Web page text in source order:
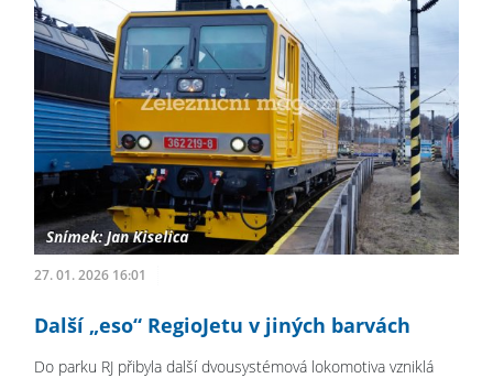
27. 01. 2026 16:01
Další „eso“ RegioJetu v jiných barvách
Do parku RJ přibyla další dvousystémová lokomotiva vzniklá